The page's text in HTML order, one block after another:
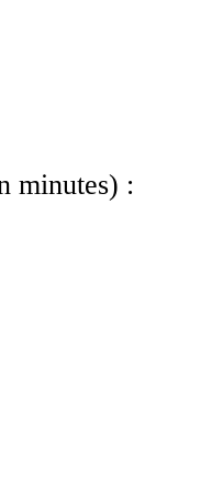
minutes) :